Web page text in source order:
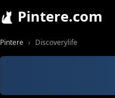
Pintere.com
Pintere Discoverylife